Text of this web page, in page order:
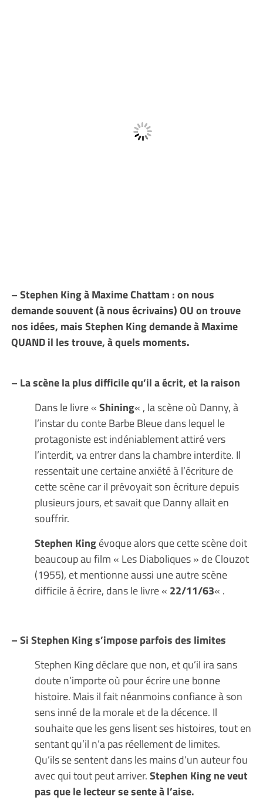
– Stephen King à Maxime Chattam : on nous
demande souvent (à nous écrivains) OU on trouve
nos idées, mais Stephen King demande à Maxime
QUAND il les trouve, à quels moments.
– La scène la plus difficile qu’il a écrit, et la raison
Dans le livre «Shining« , la scène où Danny, à
l’instar du conte Barbe Bleue dans lequel le
protagoniste est indéniablement attiré vers
l’interdit, va entrer dans la chambre interdite. Il
ressentait une certaine anxiété à l’écriture de
cette scène car il prévoyait son écriture depuis
plusieurs jours, et savait que Danny allait en
souffrir.
Stephen Kingévoque alors que cette scène doit
beaucoup au film « Les Diaboliques » de Clouzot
(1955), et mentionne aussi une autre scène
difficile à écrire, dans le livre « 22/11/63« .
– Si Stephen King s’impose parfois des limites
Stephen King déclare que non, et qu’il ira sans
doute n’importe où pour écrire une bonne
histoire. Mais il fait néanmoins confiance à son
sens inné de la morale et de la décence. Il
souhaite que les gens lisent ses histoires, tout en
sentant qu’il n’a pas réellement de limites.
Qu’ils se sentent dans les mains d’un auteur fou
avec qui tout peut arriver.Stephen King ne veut
pas que le lecteur se sente à l’aise.